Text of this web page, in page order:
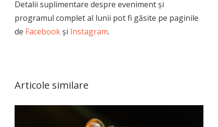
Detalii suplimentare despre eveniment și
programul complet al lunii pot fi găsite pe paginile
de Facebookși Instagram.
Articole similare